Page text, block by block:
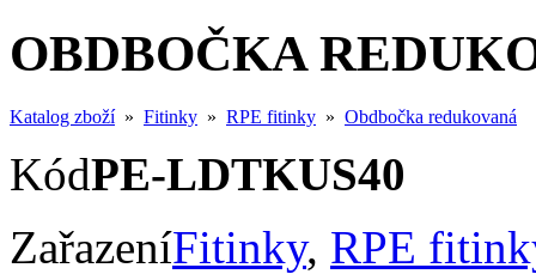
OBDBOČKA
Katalog zboží» Fitinky » RPE fitinky » Obdbočka redukovaná
KódPE-LDTKUS40
ZařazeníFitinky, RPE